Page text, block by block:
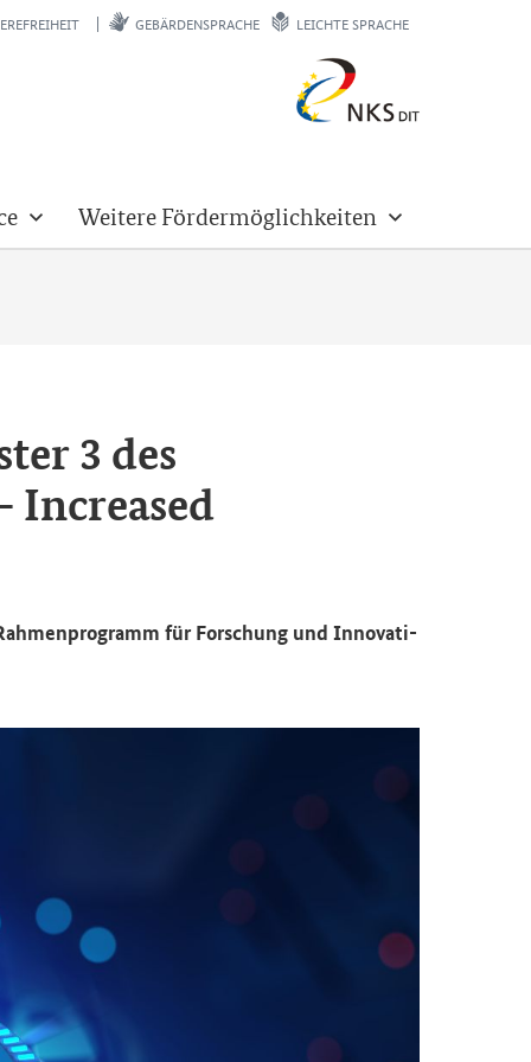
GEBÄRDENSPRACHE LEICHTE SPRACHE
Weitere Fördermöglichkeiten
3 des
Increased
für For­schung und In­no­va­ti­